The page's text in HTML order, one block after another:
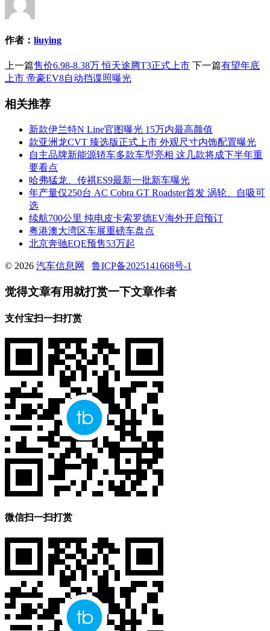
作者： liuying
上一篇售价6.98-8.38万 恒天途腾T3正式上市 下一篇有望年底
上市 帝豪EV8自动挡谍照曝光
相关推荐
新款伊兰特N Line官图曝光 15万内最高颜值
款亚洲龙CVT 臻选版正式上市 外观尺寸内饰配置曝光
自主品牌新能源轿车多款车型亮相 这几款将成下半年重
要看点
哈弗猛龙、传祺ES9最新一批新车曝光
年产量仅250台 AC Cobra GT Roadster首发 涡轮、自吸可
选
续航700公里 纯电皮卡索罗德EV海外开启预订
粤港澳大湾区车展重磅车盘点
北京奔驰EQE预售53万起
© 2026 汽车信息网 鲁ICP备2025141668号-1
觉得文章有用就打赏一下文章作者
支付宝扫一扫打赏
微信扫一扫打赏